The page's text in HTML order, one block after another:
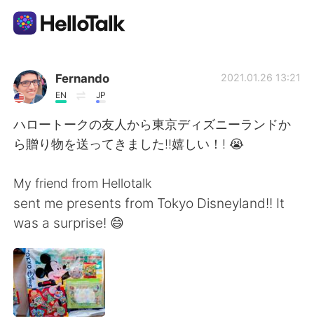
語学交換アプリ
AI Grammar Checker
日本語
English 简体中文
繁體中文
العربية
Deutsch
Fernando
EN JP
2021.01.26 13:21
ハロートークの友人から東京ディズニーランドか
ら贈り物を送ってきました!!嬉しい！! 😭
My friend from Hellotalk
sent me presents from Tokyo Disneyland!! It
was a surprise! 😄